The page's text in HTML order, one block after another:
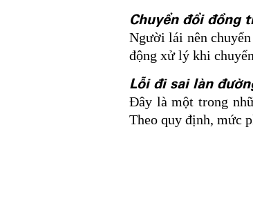
Chuyển đổi đồng
Người lái nên
động xử lý khi
Lỗi đi sai làn
Đây là một trong
Theo quy định, mức